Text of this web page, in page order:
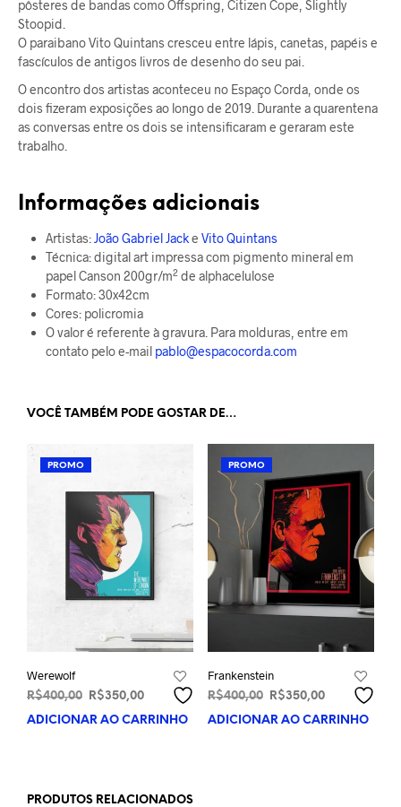
pôsteres de bandas como Offspring, Citizen Cope, Slightly
Stoopid.
O paraibano Vito Quintans cresceu entre lápis, canetas, papéis e
fascículos de antigos livros de desenho do seu pai.
O encontro dos artistas aconteceu no Espaço Corda, onde os
dois fizeram exposições ao longo de 2019. Durante a quarentena
as conversas entre os dois se intensificaram e geraram este
trabalho.
Informações adicionais
Artistas:João Gabriel Jacke Vito Quintans
Técnica: digital art impressa com pigmento mineral em
papel Canson 200gr/m2de alphacelulose
Formato: 30x42cm
Cores: policromia
O valor é referente à gravura. Para molduras, entre em
contato pelo e-mail pablo@espacocorda.com
VOCÊ TAMBÉM PODE GOSTAR DE…
PROMO
Werewolf
R$400,00
O
preço
R$350,00O
preço
ADICIONAR AO CARRINHO
PROMO
Frankenstein
R$400,00
O
preço
R$350,00O
preço
ADICIONAR AO CARRINHO
PRODUTOS RELACIONADOS